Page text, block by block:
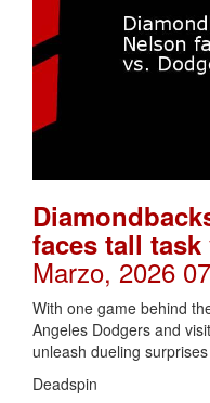
faces tall
Marzo, 2026
With one game behind
Angeles Dodgers and
unleash dueling
Deadspin